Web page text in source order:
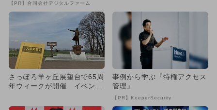
【PR】合同会社デジタルファーム
ど...
さっぽろ羊ヶ丘展望台で65周
年ウィークが開催 イベント
事例から学ぶ『特権アクセス
管理』
【PR】KeeperSecurity